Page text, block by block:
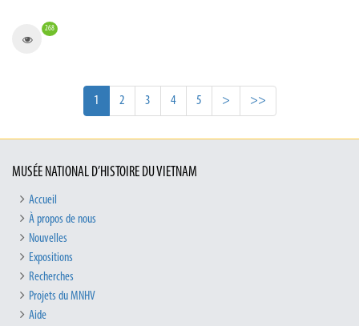
268
1 2 3 4 5 > >>
MUSÉE NATIONAL D’HISTOIRE DU VIETNAM
Accueil
À propos de nous
Nouvelles
Expositions
Recherches
Projets du MNHV
Aide